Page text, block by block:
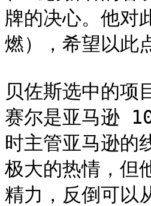
牌的决心。他对
燃），希望以此
贝佐斯选中的
赛尔是亚马逊
时主管亚马逊
极大的热情，但
精力，反倒可以